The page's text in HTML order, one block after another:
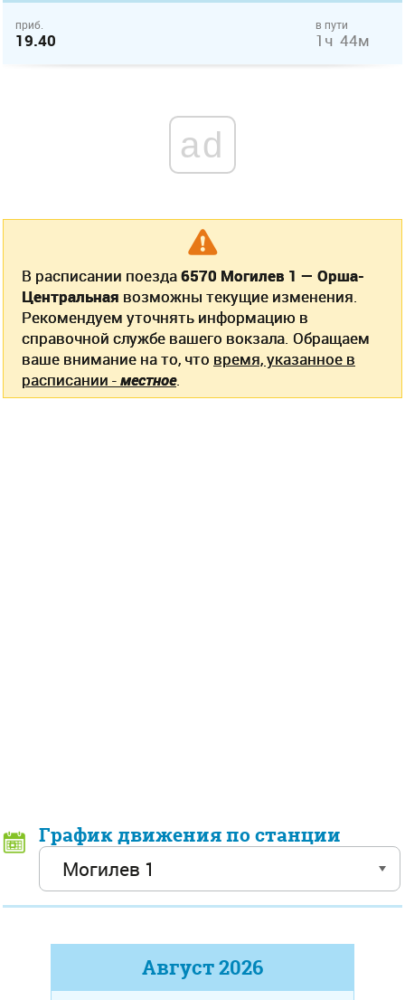
приб.
19.40
в пути
1ч 44м
ad
В расписании поезда6570 Могилев 1 — Орша-
Центральная возможны текущие изменения.
Рекомендуем уточнять информацию в
справочной службе вашего вокзала. Обращаем
ваше внимание на то, что время, указанное в
расписании -местное.
График движения по станции
Август2026